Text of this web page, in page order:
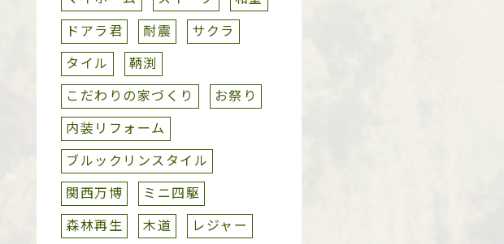
ドアラ君
耐震
サクラ
タイル
鞆渕
こだわりの家づくり
お祭り
内装リフォーム
ブルックリンスタイル
関西万博
ミニ四駆
森林再生
木道
レジャー